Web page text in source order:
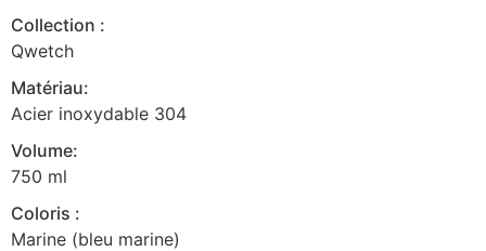
Collection :
Qwetch
Matériau:
Acier inoxydable 304
Volume:
750 ml
Coloris :
Marine (bleu marine)